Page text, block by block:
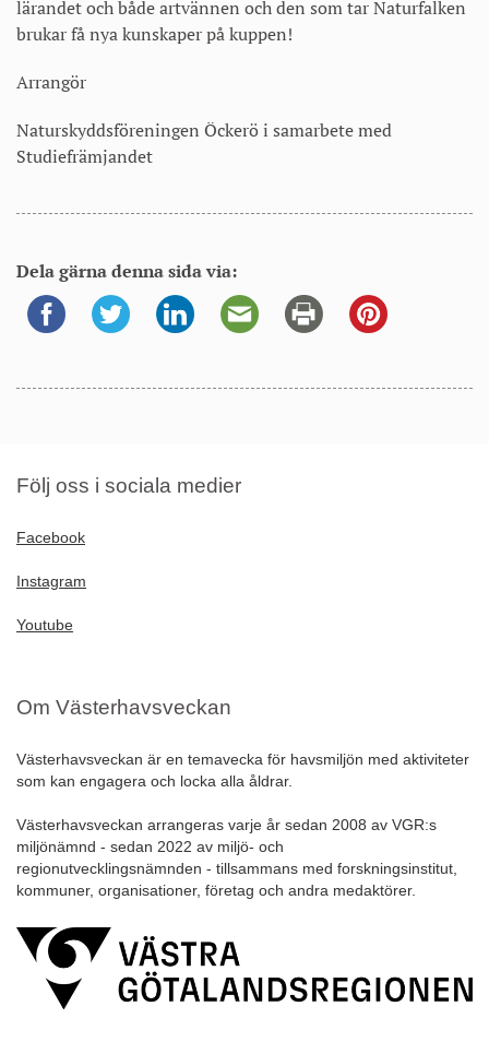
lärandet och både artvännen och den som tar Naturfalken
brukar få nya kunskaper på kuppen!
Arrangör
Naturskyddsföreningen Öckerö i samarbete med
Studiefrämjandet
Dela gärna denna sida via:
Följ oss i sociala medier
Facebook
Instagram
Youtube
Om Västerhavsveckan
Västerhavsveckan är en temavecka för havsmiljön med aktiviteter
som kan engagera och locka alla åldrar.
Västerhavsveckan arrangeras varje år sedan 2008 av VGR:s
miljönämnd - sedan 2022 av miljö- och
regionutvecklingsnämnden - tillsammans med forskningsinstitut,
kommuner, organisationer, företag och andra medaktörer.